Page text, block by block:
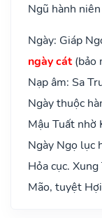
Ngũ hành
Ngày: Giáp
ngày cát(bảo
Nạp âm: Sa
Ngày thuộc
Mậu Tuất nhờ
Ngày Ngọ lục
Hỏa cục.
Mão, tuyệt